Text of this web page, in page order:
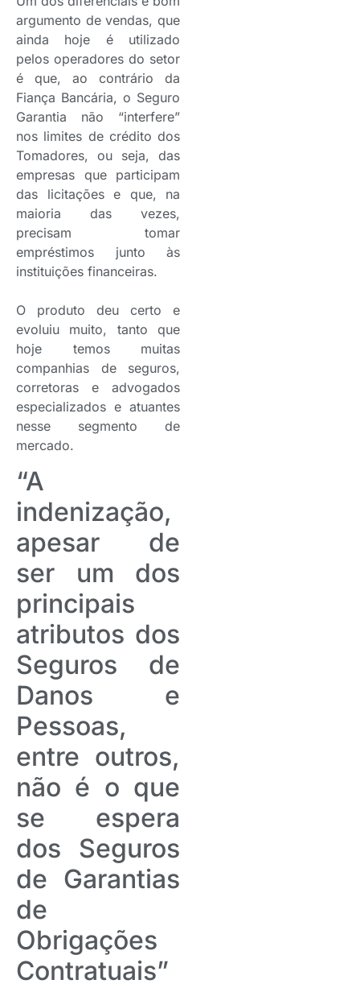
argumento de vendas, que
ainda hoje é utilizado
pelos operadores do setor
é que, ao contrário da
Fiança Bancária, o Seguro
Garantia não “interfere”
nos limites de crédito dos
Tomadores, ou seja, das
empresas que participam
das licitações e que, na
maioria das vezes,
precisam tomar
empréstimos junto às
instituições financeiras.
O produto deu certo e
evoluiu muito, tanto que
hoje temos muitas
companhias de seguros,
corretoras e advogados
especializados e atuantes
nesse segmento de
mercado.
“A
indenização,
apesar de
ser um dos
principais
atributos dos
Seguros de
Danos e
Pessoas,
entre outros,
não é o que
se espera
dos Seguros
de Garantias
de
Obrigações
Contratuais”